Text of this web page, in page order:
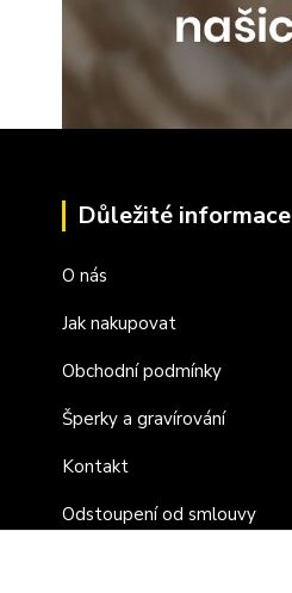
Důležité informace
O nás
Jak nakupovat
Obchodní podmínky
Šperky a gravírování
Kontakt
Odstoupení od smlouvy